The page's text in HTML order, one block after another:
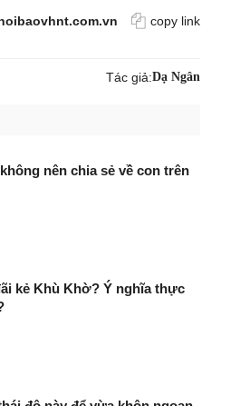
copy link
Tác giả:Dạ Ngân
nên chia sẻ về con trên
kẻ Khù Khờ? Ý nghĩa thực